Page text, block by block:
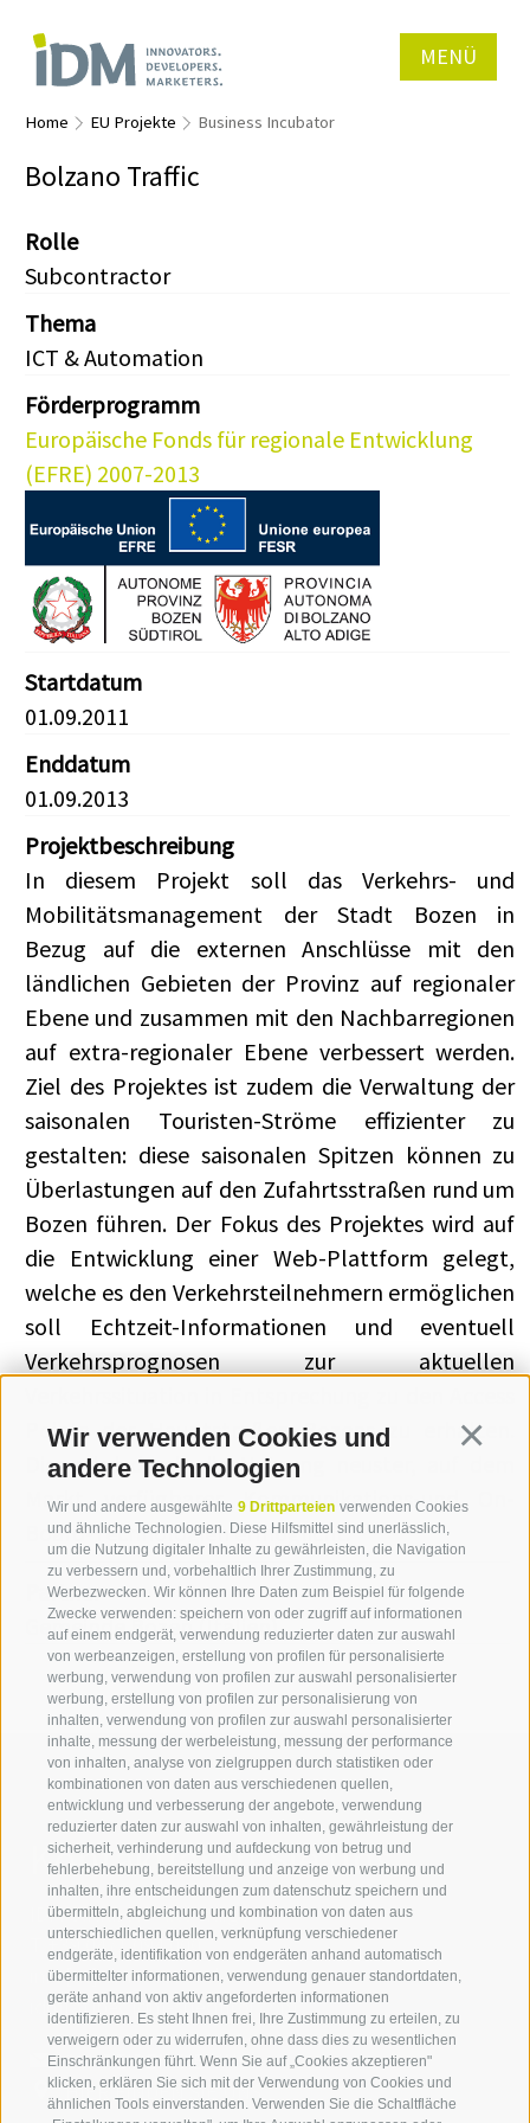
Wir verwenden Cookies und
andere Technologien
Wir und andere ausgewählte 9 Drittparteien verwenden Cookies
und ähnliche Technologien. Diese Hilfsmittel sind unerlässlich,
um die Nutzung digitaler Inhalte zu gewährleisten, die Navigation
zu verbessern und, vorbehaltlich Ihrer Zustimmung, zu
Werbezwecken. Wir können Ihre Daten zum Beispiel für folgende
Zwecke verwenden: speichern von oder zugriff auf informationen
auf einem endgerät, verwendung reduzierter daten zur auswahl
von werbeanzeigen, erstellung von profilen für personalisierte
werbung, verwendung von profilen zur auswahl personalisierter
werbung, erstellung von profilen zur personalisierung von
inhalten, verwendung von profilen zur auswahl personalisierter
inhalte, messung der werbeleistung, messung der performance
von inhalten, analyse von zielgruppen durch statistiken oder
kombinationen von daten aus verschiedenen quellen,
entwicklung und verbesserung der angebote, verwendung
reduzierter daten zur auswahl von inhalten, gewährleistung der
sicherheit, verhinderung und aufdeckung von betrug und
fehlerbehebung, bereitstellung und anzeige von werbung und
inhalten, ihre entscheidungen zum datenschutz speichern und
übermitteln, abgleichung und kombination von daten aus
unterschiedlichen quellen, verknüpfung verschiedener
endgeräte, identifikation von endgeräten anhand automatisch
übermittelter informationen, verwendung genauer standortdaten,
geräte anhand von aktiv angeforderten informationen
identifizieren. Es steht Ihnen frei, Ihre Zustimmung zu erteilen, zu
verweigern oder zu widerrufen, ohne dass dies zu wesentlichen
Einschränkungen führt. Wenn Sie auf „Cookies akzeptieren"
klicken, erklären Sie sich mit der Verwendung von Cookies und
ähnlichen Tools einverstanden. Verwenden Sie die Schaltfläche
MENÜ
Home EU Projekte Business Incubator
Bolzano Traffic
Rolle
Subcontractor
Thema
ICT & Automation
Förderprogramm
Europäische Fonds für regionale Entwicklung
(EFRE) 2007-2013
Startdatum
01.09.2011
Enddatum
01.09.2013
Projektbeschreibung
In diesem Projekt soll das Verkehrs- und
Mobilitätsmanagement der Stadt Bozen in
Bezug auf die externen Anschlüsse mit den
ländlichen Gebieten der Provinz auf regionaler
Ebene und zusammen mit den Nachbarregionen
auf extra-regionaler Ebene verbessert werden.
Ziel des Projektes ist zudem die Verwaltung der
saisonalen Touristen-Ströme effizienter zu
gestalten: diese saisonalen Spitzen können zu
Überlastungen auf den Zufahrtsstraßen rund um
Bozen führen. Der Fokus des Projektes wird auf
die Entwicklung einer Web-Plattform gelegt,
welche es den Verkehrsteilnehmern ermöglichen
soll Echtzeit-Informationen und eventuell
Verkehrsprognosen zur aktuellen
Points der Hauptstraßen Bozens zu erhalten.
Dies wird durch die Nutzung neuster, auf dem
Markt verfügbarer Kommunikations-und On-
Board-Technologien ermöglicht.
Partner
Gemeinde Bozen (Italien)
Kontaktieren Sie uns
IDM Südtirol - Alto Adige
+39 0471 094 000
info[at]idm-suedtirol.com
idm[at]pec.idm-suedtirol.com
SCHREIBEN SIE UNS!
HIER FINDEN SIE UNS